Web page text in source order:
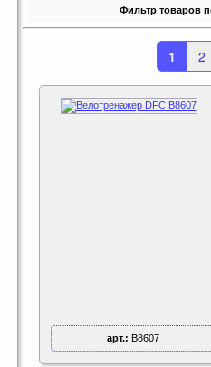
Фильтр товаров
1 2
арт.: B8607